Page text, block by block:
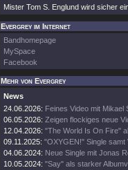
Mister Tom S. Englund wird sicher
Evergrey im Internet
Bandhomepage
MySpace
Facebook
Mehr von Evergrey
News
24.06.2026: Feines Video mit Mikael
06.05.2026: Zeigen flockiges neue
12.04.2026: "The World Is On Fire"
09.11.2025: "OXYGEN!" Single samt
04.06.2024: Neue Single mit Jonas
10.05.2024: "Say" als starker